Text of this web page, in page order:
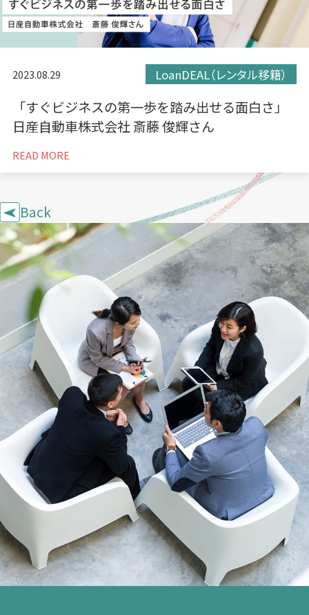
2023.08.29 LoanDEAL（レンタル移籍）
「すぐビジネスの第一歩を踏み出せる面白さ」
日産自動車株式会社 斎藤 俊輝さん
READ MORE
Back